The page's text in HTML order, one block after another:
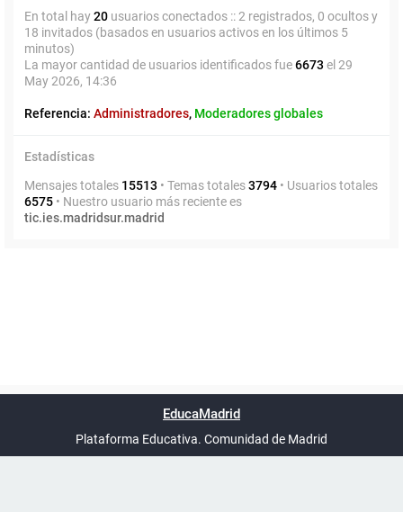
En total hay20 usuarios conectados :: 2 registrados, 0 ocultos y
18 invitados (basados en usuarios activos en los últimos 5
minutos)
La mayor cantidad de usuarios identificados fue6673 el 29
May 2026, 14:36
Referencia: Administradores, Moderadores globales
Estadísticas
Mensajes totales 15513 • Temas totales3794 • Usuarios totales
6575 • Nuestro usuario más reciente es
tic.ies.madridsur.madrid
UTC+02:00
phpBB España
EducaMadrid
Plataforma Educativa. Comunidad de Madrid